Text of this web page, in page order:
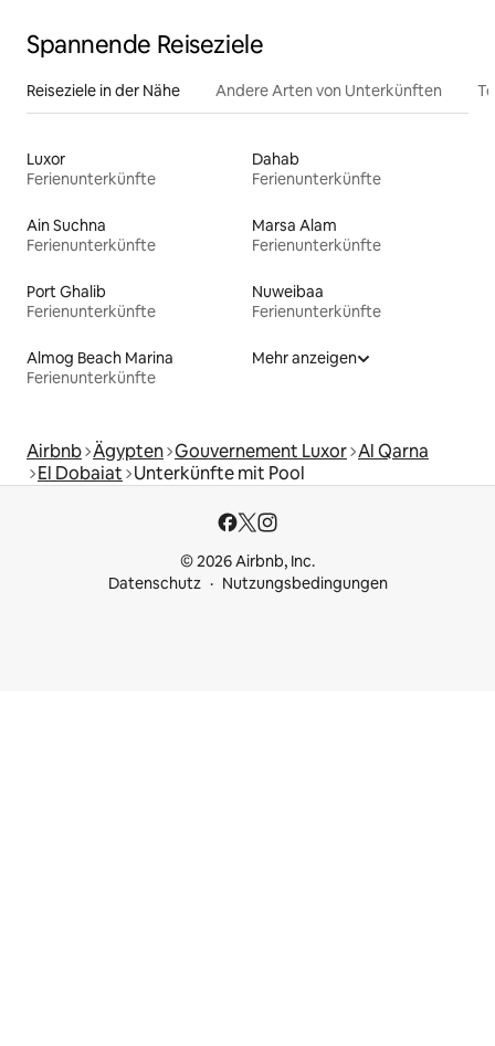
Spannende Reiseziele
Reiseziele in der Nähe Andere Arten von Unterkünften
Luxor
Ferienunterkünfte
Dahab
Ferienunterkünfte
Ain Suchna
Ferienunterkünfte
Marsa Alam
Ferienunterkünfte
Port Ghalib
Ferienunterkünfte
Nuweibaa
Ferienunterkünfte
Almog Beach Marina
Ferienunterkünfte
Mehr anzeigen
Airbnb Ägypten Gouvernement Luxor Al Qarna
El Dobaiat Unterkünfte mit Pool
© 2026 Airbnb, Inc.
Datenschutz
Nutzungsbedingungen